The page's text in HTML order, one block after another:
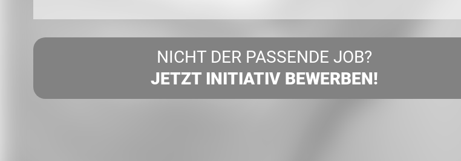
NICHT DER PASSENDE JOB?
JETZT INITIATIV BEWERBEN!